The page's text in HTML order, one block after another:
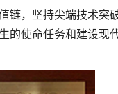
链，坚持尖端技术突
的使命任务和建设现